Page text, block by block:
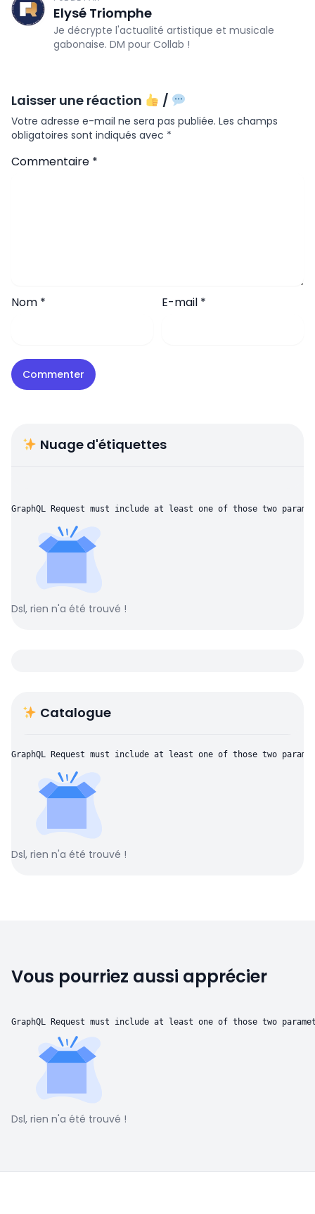
Elysé Triomphe
Je décrypte l'actualité artistique et musicale
gabonaise. DM pour Collab !
Laisser une réaction /
Votre adresse e-mail ne sera pas publiée. Les champs
obligatoires sont indiqués avec *
Commentaire *
Nom * E-mail *
Nuage d'étiquettes
GraphQL Request must include at least one of those two
Dsl, rien n'a été trouvé !
Catalogue
GraphQL Request must include at least one of those two
Dsl, rien n'a été trouvé !
Vous pourriez aussi apprécier
GraphQL Request must include at least one of those two
Dsl, rien n'a été trouvé !